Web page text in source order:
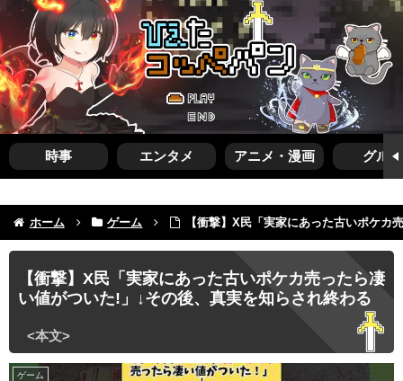
時事 エンタメ アニメ・漫画 グルメ
ホーム ゲーム 【衝撃】X民「実家にあった古いポケ
【衝撃】X民「実家にあった古いポケカ売ったら凄
い値がついた!」↓その後、真実を知らされ終わる
ゲーム